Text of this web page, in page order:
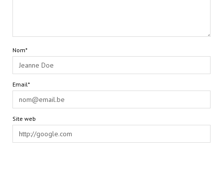
Nom*
Email*
Site web